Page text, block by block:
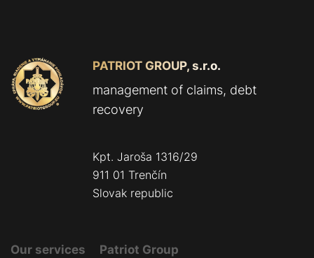
PATRIOT GROUP, s.r.o.
management of claims, debt
recovery
Kpt. Jaroša 1316/29
911 01 Trenčín
Slovak republic
Our services Patriot Group